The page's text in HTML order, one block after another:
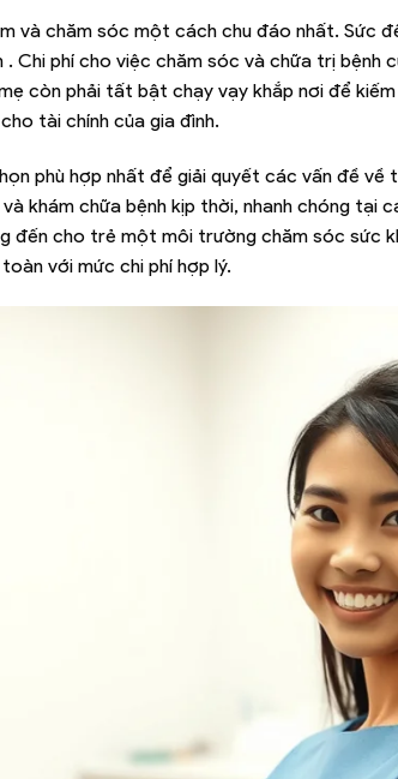
và chăm sóc một cách chu đáo nhất. Sức
Chi phí cho việc chăm sóc và chữa trị bệnh
còn phải tất bật chạy vạy khắp nơi để
tài chính của gia đình.
phù hợp nhất để giải quyết các vấn đề
khám chữa bệnh kịp thời, nhanh chóng tại
đến cho trẻ một môi trường chăm sóc sức
với mức chi phí hợp lý.